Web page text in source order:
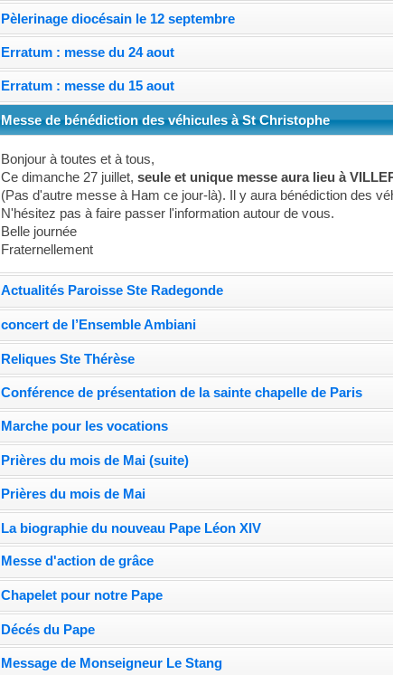
Pèlerinage diocésain le 12 septembre
Erratum : messe du 24 aout
Erratum : messe du 15 aout
Messe de bénédiction des véhicules à St Christophe
Bonjour à toutes et à tous,
Ce dimanche 27 juillet,seule et unique messe aura lieu à
(Pas d'autre messe à Ham ce jour-là). Il y aura bénédiction des
N'hésitez pas à faire passer l'information autour de vous.
Belle journée
Fraternellement
Actualités Paroisse Ste Radegonde
concert de l’Ensemble Ambiani
Reliques Ste Thérèse
Conférence de présentation de la sainte chapelle de Paris
Marche pour les vocations
Prières du mois de Mai (suite)
Prières du mois de Mai
La biographie du nouveau Pape Léon XIV
Messe d'action de grâce
Chapelet pour notre Pape
Décés du Pape
Message de Monseigneur Le Stang